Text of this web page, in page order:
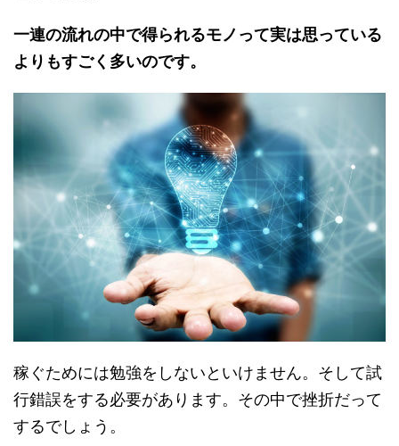
一連の流れの中で得られるモノって実は思っている
よりもすごく多いのです。
稼ぐためには勉強をしないといけません。そして試
行錯誤をする必要があります。その中で挫折だって
するでしょう。